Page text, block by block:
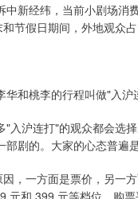
中新经纬，当前小剧场
节假日期间，外地观众占
和桃李的行程叫做"入沪
"入沪连打"的观众都会选
剧的。大家的心态普遍
，一方面是票价，另一